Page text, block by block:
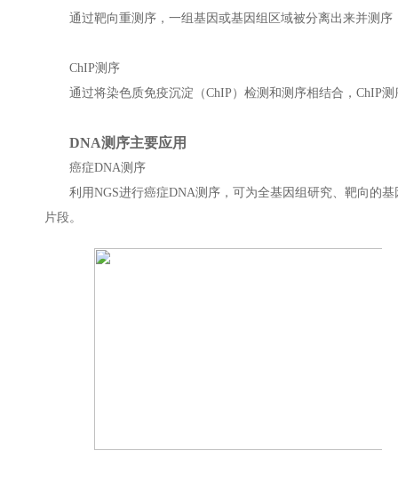
通过靶向重测序，一组基因或基因组区域被分离出来并测
ChIP测序
通过将染色质免疫沉淀（ChIP）检测和测序相结合，ChIP
DNA测序主要应用
癌症DNA测序
利用NGS进行癌症DNA测序，可为全基因组研究、靶向的
片段。